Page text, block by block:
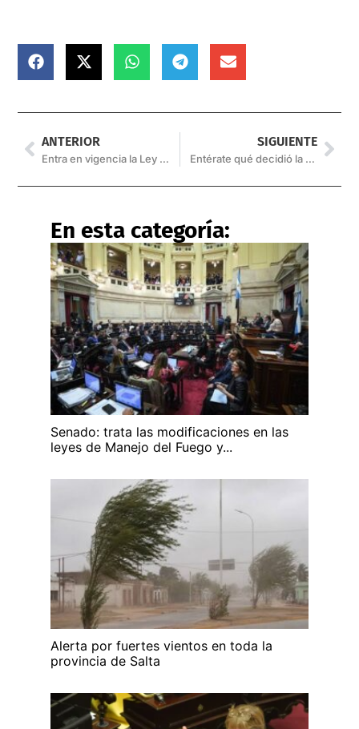
ANTERIOR
Entra en vigencia la Ley de Alquileres
SIGUIENTE
Entérate qué decidió la UNSa sobre los exámenes presenciales
En esta categoría:
Senado: trata las modificaciones en las
leyes de Manejo del Fuego y...
Alerta por fuertes vientos en toda la
provincia de Salta